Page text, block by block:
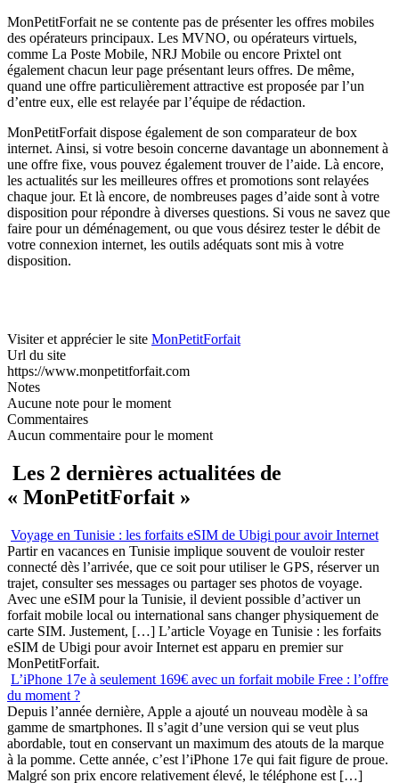
MonPetitForfait ne se contente pas de présenter les offres mobiles
des opérateurs principaux. Les MVNO, ou opérateurs virtuels,
comme La Poste Mobile, NRJ Mobile ou encore Prixtel ont
également chacun leur page présentant leurs offres. De même,
quand une offre particulièrement attractive est proposée par l’un
d’entre eux, elle est relayée par l’équipe de rédaction.
MonPetitForfait dispose également de son comparateur de box
internet. Ainsi, si votre besoin concerne davantage un abonnement à
une offre fixe, vous pouvez également trouver de l’aide. Là encore,
les actualités sur les meilleures offres et promotions sont relayées
chaque jour. Et là encore, de nombreuses pages d’aide sont à votre
disposition pour répondre à diverses questions. Si vous ne savez que
faire pour un déménagement, ou que vous désirez tester le débit de
votre connexion internet, les outils adéquats sont mis à votre
disposition.
Visiter et apprécier le site MonPetitForfait
Url du site
https://www.monpetitforfait.com
Notes
Aucune note pour le moment
Commentaires
Aucun commentaire pour le moment
Les 2 dernières actualitées de
« MonPetitForfait »
Voyage en Tunisie : les forfaits eSIM de Ubigi pour avoir Internet
Partir en vacances en Tunisie implique souvent de vouloir rester
connecté dès l’arrivée, que ce soit pour utiliser le GPS, réserver un
trajet, consulter ses messages ou partager ses photos de voyage.
Avec une eSIM pour la Tunisie, il devient possible d’activer un
forfait mobile local ou international sans changer physiquement de
carte SIM. Justement, […] L’article Voyage en Tunisie : les forfaits
eSIM de Ubigi pour avoir Internet est apparu en premier sur
MonPetitForfait.
L’iPhone 17e à seulement 169€ avec un forfait mobile Free : l’offre
du moment ?
Depuis l’année dernière, Apple a ajouté un nouveau modèle à sa
gamme de smartphones. Il s’agit d’une version qui se veut plus
abordable, tout en conservant un maximum des atouts de la marque
à la pomme. Cette année, c’est l’iPhone 17e qui fait figure de proue.
Malgré son prix encore relativement élevé, le téléphone est […]